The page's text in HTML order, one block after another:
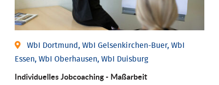
WbI Dortmund, WbI Gelsenkirchen-Buer, WbI
Essen, WbI Oberhausen, WbI Duisburg
Individu­elles Job­coaching - Maßarbeit